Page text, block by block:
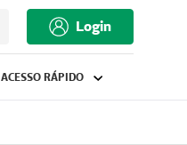
Login
ACESSO RÁPIDO